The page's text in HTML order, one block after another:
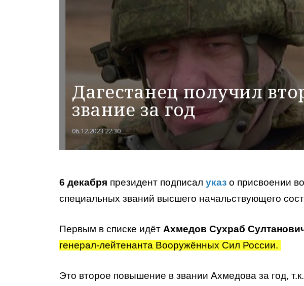
Дагестанец получил
звание за год
06.12.2023 22:30
6 декабря президент подписал указ о присвоении
специальных званий высшего начальствующего
Первым в списке идёт Ахмедов Сухраб
генерал-лейтенанта Вооружённых Сил России.
Это второе повышение в звании Ахмедова за год,